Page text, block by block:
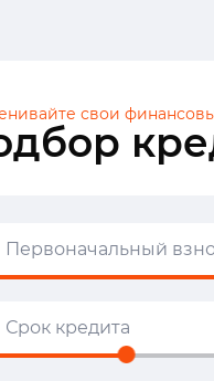
свои
Первоначальный
Срок кредита